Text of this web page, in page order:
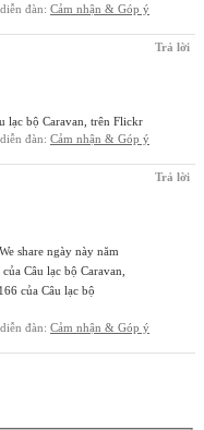
đàn: Cảm nhận & Góp ý
Trả lời
lạc bộ Caravan, trên Flickr
đàn: Cảm nhận & Góp ý
Trả lời
share ngày này năm
Câu lạc bộ Caravan,
của Câu lạc bộ
đàn: Cảm nhận & Góp ý